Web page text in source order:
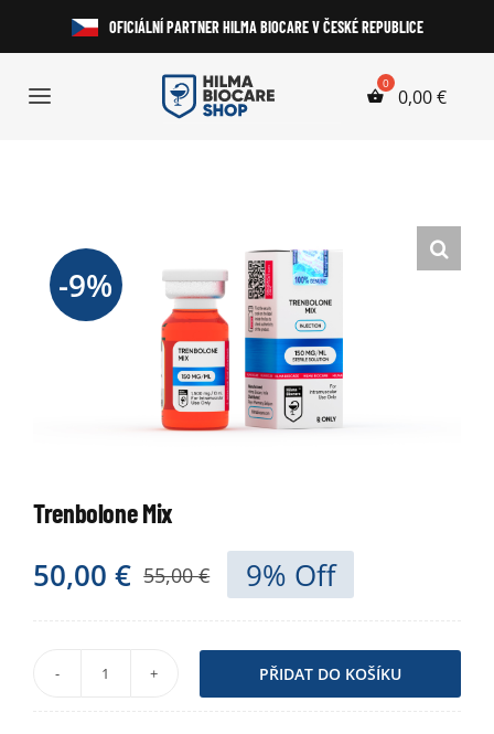
obsah
OFICIÁLNÍ PARTNER HILMA BIOCARE V ČESKÉ REPUBLICE
Toggle
Perorální Steroidy
Obchod
0,00€
-9%
Trenbolone Mix
55,00€
50,00 € 9% Off
Trenbolone
PŘIDAT DO KOŠÍKU